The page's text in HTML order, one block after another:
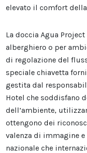
elevato il comfort
La doccia Agua
alberghiero o per
di regolazione del
speciale chiavetta
gestita dal
Hotel che soddisfano
dell’ambiente,
ottengono dei
valenza di immagine
nazionale che